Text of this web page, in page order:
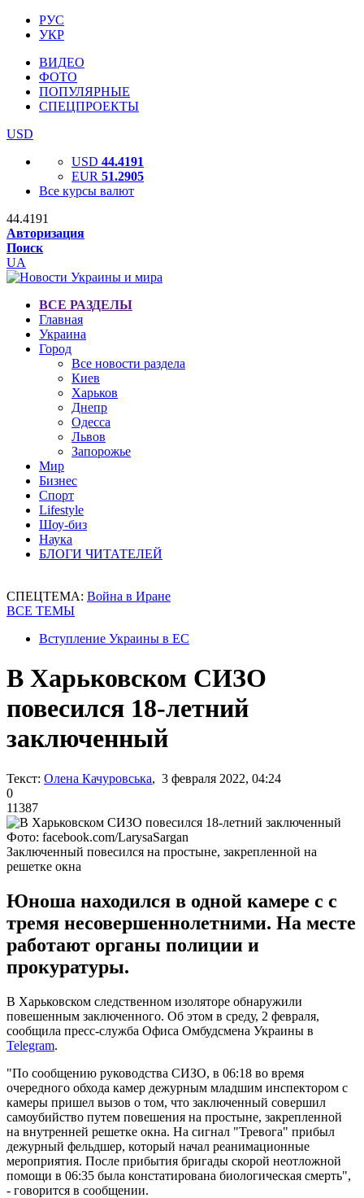
РУС
УКР
ВИДЕО
ФОТО
ПОПУЛЯРНЫЕ
СПЕЦПРОЕКТЫ
USD
USD 44.4191
EUR 51.2905
Все курсы валют
44.4191
Авторизация
Поиск
UA
ВСЕ РАЗДЕЛЫ
Главная
Украина
Город
Все новости раздела
Киев
Харьков
Днепр
Одесса
Львов
Запорожье
Мир
Бизнес
Спорт
Lifestyle
Шоу-биз
Наука
БЛОГИ ЧИТАТЕЛЕЙ
СПЕЦТЕМА: Война в Иране
ВСЕ ТЕМЫ
Вступление Украины в ЕС
В Харьковском СИЗО
повесился 18-летний
заключенный
Текст: Олена Качуровська, 3 февраля 2022, 04:24
0
11387
Фото: facebook.com/LarysaSargan
Заключенный повесился на простыне, закрепленной на
решетке окна
Юноша находился в одной камере с с
тремя несовершеннолетними. На месте
работают органы полиции и
прокуратуры.
В Харьковском следственном изоляторе обнаружили
повешенным заключенного. Об этом в среду, 2 февраля,
сообщила пресс-служба Офиса Омбудсмена Украины в
Telegram.
"По сообщению руководства СИЗО, в 06:18 во время
очередного обхода камер дежурным младшим инспектором с
камеры пришел вызов о том, что заключенный совершил
самоубийство путем повешения на простыне, закрепленной
на внутренней решетке окна. На сигнал "Тревога" прибыл
дежурный фельдшер, который начал реанимационные
мероприятия. После прибытия бригады скорой неотложной
помощи в 06:35 была констатирована биологическая смерть",
- говорится в сообщении.